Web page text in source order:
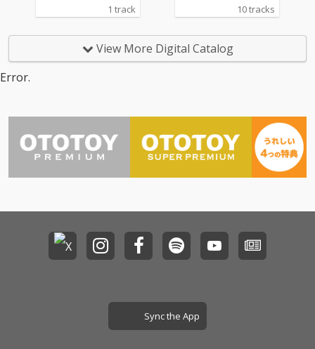
1 track
ンタン」を発表した真
心ブラザーズが、ひと
に更なる進化を始動す
べく放つ2年振りのオ
んだ歌詞、真心ならで
はの懐の深いカラフル
な曲が満載。タイトル
「Cheer」に込められ
た真心ブラザーズの思
し、聴く人の胸を躍ら
せる快心のニュー・ア
ルバムが完成した。レ
に加え、サンコンJr.
10 tracks
View More Digital Catalog
Error.
Sync the App